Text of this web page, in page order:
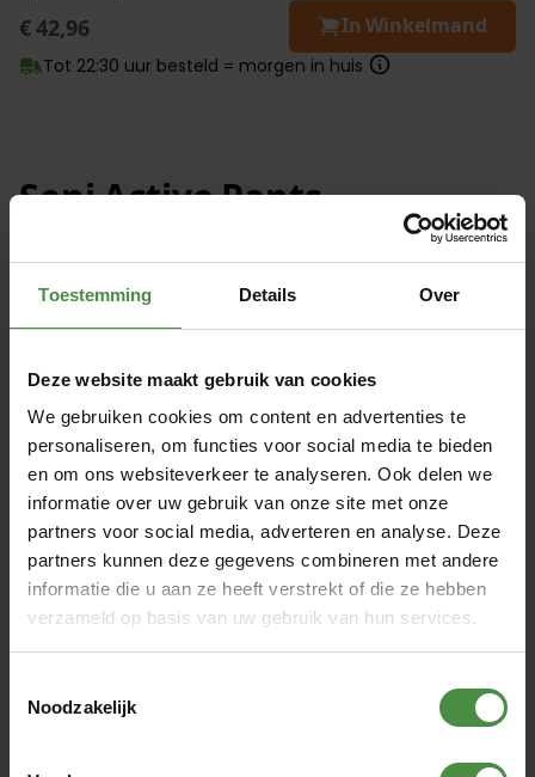
Toestemming Details Over
Deze website maakt gebruik van cookies
We gebruiken cookies om content en advertenties te
personaliseren, om functies voor social media te bieden
en om ons websiteverkeer te analyseren. Ook delen we
informatie over uw gebruik van onze site met onze
partners voor social media, adverteren en analyse. Deze
partners kunnen deze gegevens combineren met andere
informatie die u aan ze heeft verstrekt of die ze hebben
verzameld op basis van uw gebruik van hun services.
Noodzakelijk
€ 42,96 In Winkelmand
Tot 22:30 uur besteld = morgen in huis
Seni Active Pants
Dit leest u in dit artikel:
Seni Pants – hoe werkt het?
Kenmerken Seni Active Pants